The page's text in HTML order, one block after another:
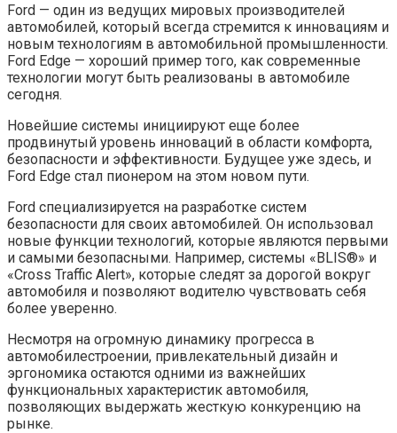
Ford — один из ведущих мировых производителей
автомобилей, который всегда стремится к инновациям и
новым технологиям в автомобильной промышленности.
Ford Edge — хороший пример того, как современные
технологии могут быть реализованы в автомобиле
сегодня.
Новейшие системы инициируют еще более
продвинутый уровень инноваций в области комфорта,
безопасности и эффективности. Будущее уже здесь, и
Ford Edge стал пионером на этом новом пути.
Ford специализируется на разработке систем
безопасности для своих автомобилей. Он использовал
новые функции технологий, которые являются первыми
и самыми безопасными. Например, системы «BLIS®» и
«Cross Traffic Alert», которые следят за дорогой вокруг
автомобиля и позволяют водителю чувствовать себя
более уверенно.
Несмотря на огромную динамику прогресса в
автомобилестроении, привлекательный дизайн и
эргономика остаются одними из важнейших
функциональных характеристик автомобиля,
позволяющих выдержать жесткую конкуренцию на
рынке.